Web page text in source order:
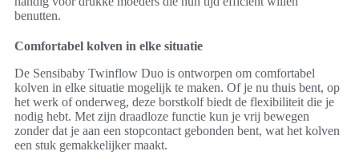
benutten.
Comfortabel kolven in elke situatie
De Sensibaby Twinflow Duo is ontworpen om comfortabel
kolven in elke situatie mogelijk te maken. Of je nu thuis bent, op
het werk of onderweg, deze borstkolf biedt de flexibiliteit die je
nodig hebt. Met zijn draadloze functie kun je vrij bewegen
zonder dat je aan een stopcontact gebonden bent, wat het kolven
een stuk gemakkelijker maakt.